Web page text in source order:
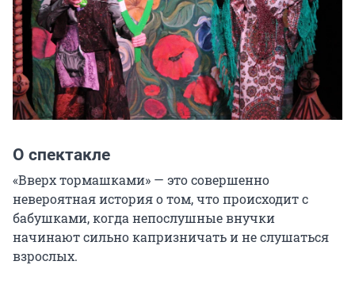
О спектакле
«Вверх тормашками» — это совершенно
невероятная история о том, что происходит с
бабушками, когда непослушные внучки
начинают сильно капризничать и не слушаться
взрослых.